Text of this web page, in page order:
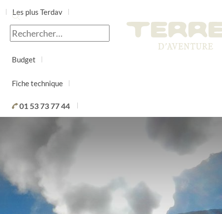
Les plus Terdav
Jour par jour
Budget
Fiche technique
01 53 73 77 44